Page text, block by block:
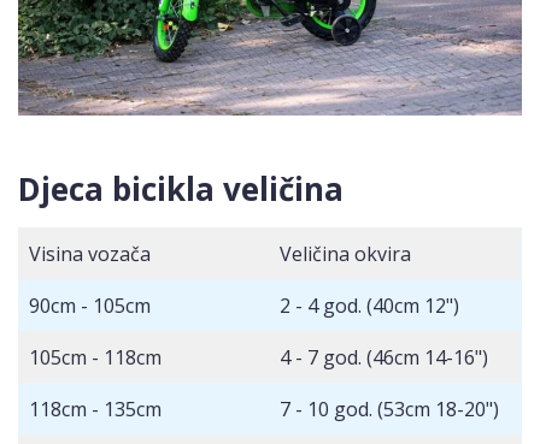
Djeca bicikla veličina
Visina vozača
Veličina okvira
90cm - 105cm
2 - 4 god. (40cm 12")
105cm - 118cm
4 - 7 god. (46cm 14-16")
118cm - 135cm
7 - 10 god. (53cm 18-20")